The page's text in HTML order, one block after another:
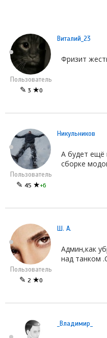
Пользователь
✎ 3 ★0
Виталий_23
Фризит
Пользователь
✎ 45 ★+6
Никульников
А будет ещё
сборке
Пользователь
✎ 2 ★0
Ш. А.
Админ,как
над танком
_Владимир_